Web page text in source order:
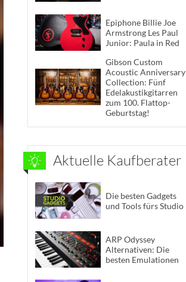
Epiphone Billie Joe
Armstrong Les Paul
Junior: Paula in Red
Gibson Custom
Acoustic Anniversary
Collection: Fünf
Edelakustikgitarren
zum 100. Flattop-
Geburtstag!
Aktuelle Kaufberater
Die besten Gadgets
und Tools fürs Studio
ARP Odyssey
Alternativen: Die
besten Emulationen